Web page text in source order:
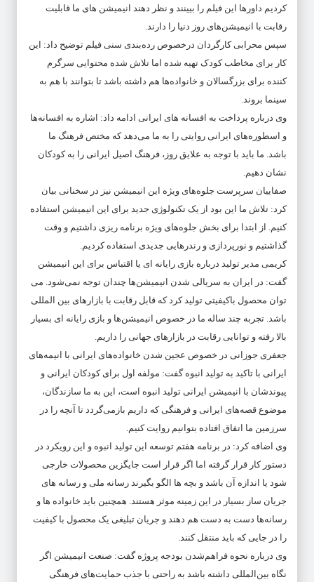
کردیم داورها این فیلم را بیینند و نظر دهند انیمیشن های ما قابلیت
رقابت با انیمیشن‌های روز دنیا را دارند.
سپس محرابی کارگردان درخصوص رده‌بندی سنی فیلم توضیح داد: این
کار برای مخاطب کودک تهیه شده اما تلاش شده محتوایی سرگرم
کننده برای بزرگسالان و خانواده‌ها هم داشته باشد تا بتوانند با هم به
سینما بروند.
وی درباره پرداخت به افسانه های ایرانی ادامه داد: اشاره به افسانه‌ها
و اسطوره‌های ایرانی روایتی را به ما می‌دهد که مختص فرهنگ ما
باشد. ما باید با توجه به علایق روز، فرهنگ اصیل ایرانی را به کودکان
نشان دهیم.
صفاییان سرپرست جلوه‌های ویژه این انیمیشن نیز در سخنانی بیان
کرد: تلاش ما این بود از یک تکنولوژی جدید برای این انیمیشن استفاده
کنیم. از ابتدا برای بخش جلوه‌های ویژه برنامه ریزی داشتیم و وقت
گذاشتیم و نورپردازی و رندرهایی جدیدی استفاده کردیم.
کریمی مدیر تولید درباره بازی رایانه ای یا اقتباس برای این انیمیشن
گفت: در ایران به سریالی شدن انیمیشن‌ها چندان توجه نمی‌شود. می
توان محصول باکیفیتی تولید کرد که قابل رقابت با بازارهای بین المللی
باشد. تجربه چند ساله ما در خصوص انیمیشن‌ها و بازی رایانه ای بسیار
بالا رفته و توانایی رقابت در بازارهای جهانی را داریم.
جعفری جوزانی در خصوص عجین شدن خانواده‌های ایرانی با انیمه‌های
ایرانی با تاکید به تولید انبوه گفت: مولفه اول برای کودکان ایرانی و
پیوندشان با انیمیشن ایرانی تولید انبوه است، این به ما سازندگان،
موضوع قصه‌های ایرانی و فرهنگی که داریم بازمی‌گردد تا آنچه را در
سرزمین ما اتفاق افتاده بتوانیم روایت کنیم.
وی اضافه کرد: در برنامه هفتم توسعه این تولید انبوه و این رویکرد در
دستور کار قرار گرفته اما اگر قرار است جایگزین محصولات خارجی
شود یا اندازه آن باشد و بچه ها الگو بگیرند رسانه ملی و رسانه های
جریان ساز بسیار در این زمینه موثر هستند. همچنین باید خانواده ها و
رسانه‌ها دست به دست هم دهند و جریان تبلیغی یک محصول با کیفیت
را در جایی که باید منتقل کنند.
وی درباره نحوه فراهم‌شدن بودجه پروژه گفت: صنعت انیمیشن اگر
نگاه بین‌المللی داشته باشد به راحتی با جذب حمایت‌های فرهنگی